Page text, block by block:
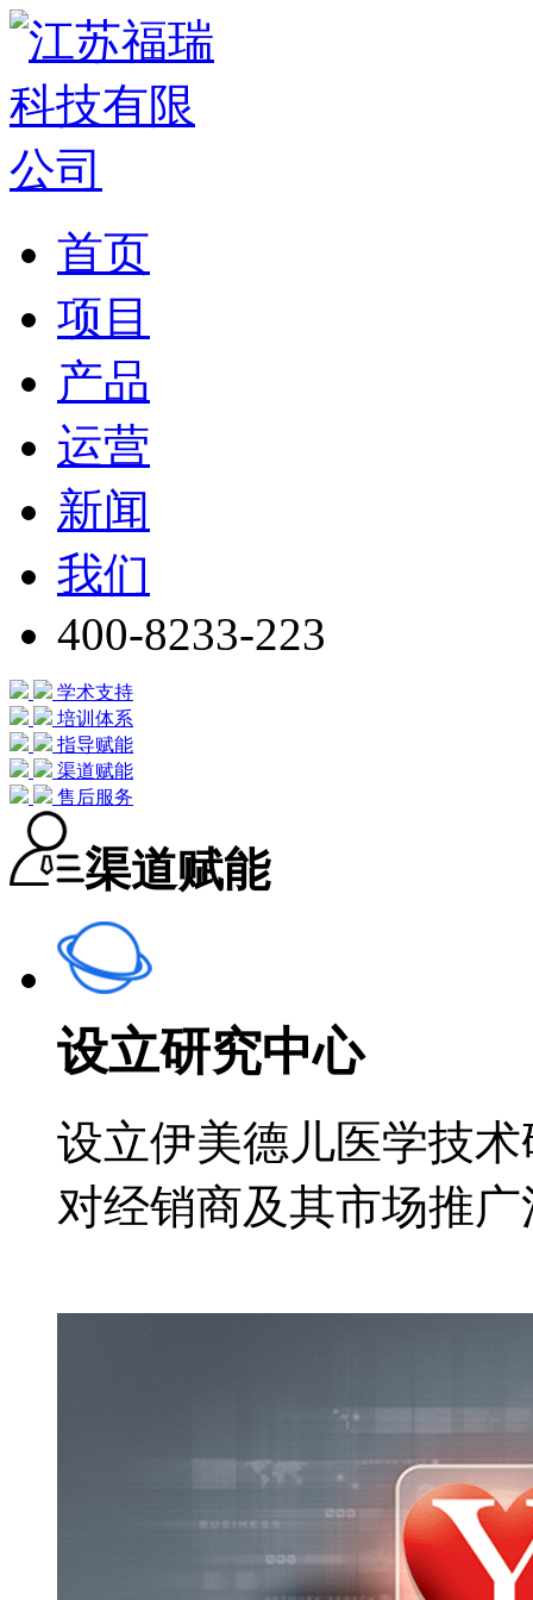
首页
项目
产品
运营
新闻
我们
400-8233-223
学术支持
培训体系
指导赋能
渠道赋能
售后服务
渠道赋能
设立研究中心
设立伊美德儿医学技
对经销商及其市场推